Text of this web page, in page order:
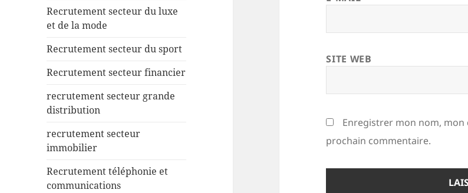
Recrutement secteur du luxe
et de la mode
Recrutement secteur du sport
Recrutement secteur financier
recrutement secteur grande
distribution
recrutement secteur
immobilier
Recrutement téléphonie et
communications
SITE WEB
Enregistrer mon nom,
prochain commentaire.